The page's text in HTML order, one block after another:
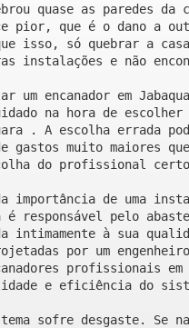
quase as paredes
pior, que é o dano a
isso, só quebrar a
instalações e não
um encanador em
na hora de
. A escolha errada
gastos muito maiores
do profissional
importância de uma
é responsável pelo
intimamente à sua
por um
profissionais
e eficiência do
sofre desgaste. Se